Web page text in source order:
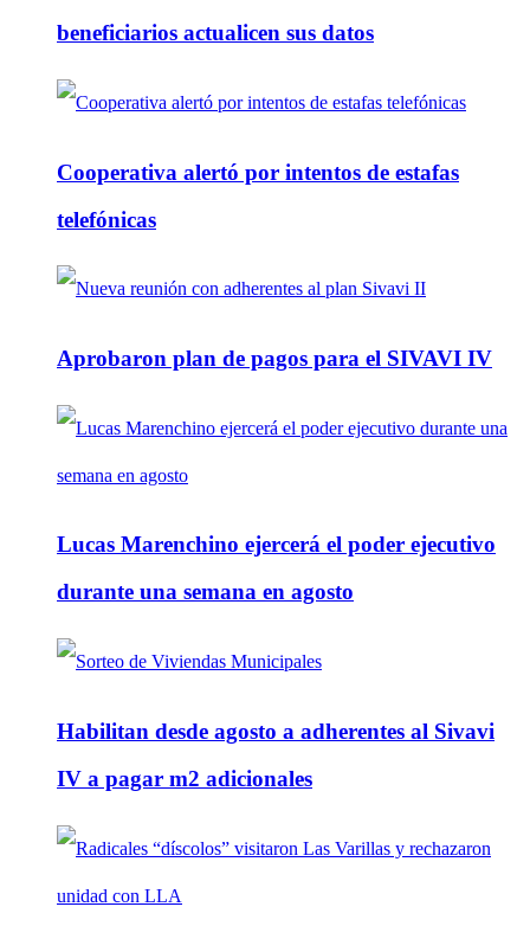
beneficiarios actualicen sus datos
Cooperativa alertó por intentos de estafas
telefónicas
Aprobaron plan de pagos para el SIVAVI IV
Lucas Marenchino ejercerá el poder ejecutivo
durante una semana en agosto
Habilitan desde agosto a adherentes al Sivavi
IV a pagar m2 adicionales